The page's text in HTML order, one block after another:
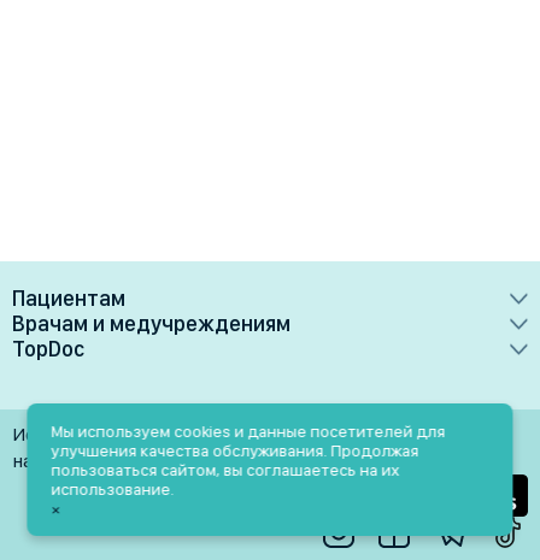
Пациентам
Врачи
Клиники
Лаборатории
Услуги
Блог
Акции и скидки
Врачам и медучреждениям
Преимущества
Медучреждениям
Врачам
TopDoc
Контакты
Помощь
Использование материалов разрешено только при
наличии активной ссылки на источник
Мы используем cookies и данные посетителей для
улучшения качества обслуживания. Продолжая
пользоваться сайтом, вы соглашаетесь на их
использование.
×